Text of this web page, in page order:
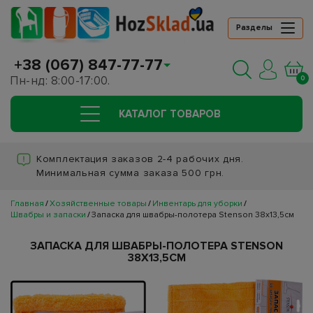
Разделы
+38 (067) 847-77-77
Пн-нд: 8:00-17:00. 0
КАТАЛОГ ТОВАРОВ
Комплектация заказов 2-4 рабочих дня.
Минимальная сумма заказа 500 грн.
Главная Хозяйственные товары
Инвентарь для уборки
Швабры и запаски Запаска для швабры-полотера Stenson 38х13,5см
ЗАПАСКА ДЛЯ ШВАБРЫ-ПОЛОТЕРА STENSON
38Х13,5СМ